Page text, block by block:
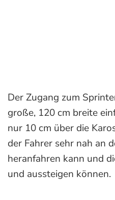
Der Zugang zum
große, 120 cm breite
nur 10 cm über die
der Fahrer sehr nah an
heranfahren kann und
und aussteigen können.